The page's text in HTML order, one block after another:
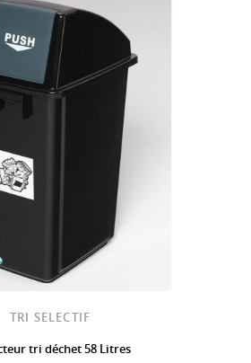
TRI SELECTIF
tri déchet 58 Litres